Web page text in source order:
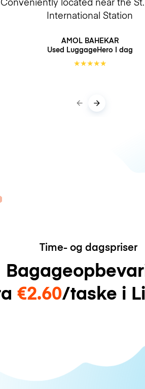
International Station
AMOL BAHEKAR
Used LuggageHero I dag
★★★★★
Time- og dagspriser
€2.60/taske i